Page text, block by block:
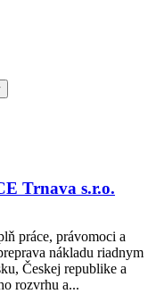
Trnava s.r.o.
práce, právomoci a
nákladu riadnym
Českej republike a
rozvrhu a...